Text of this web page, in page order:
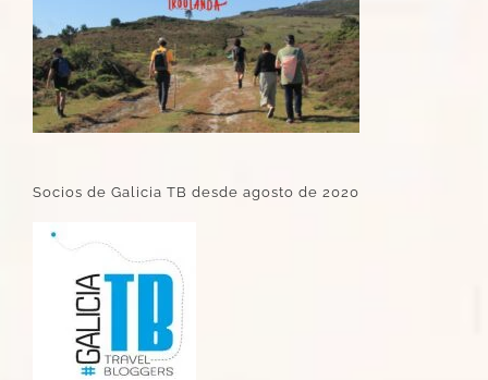
Socios de Galicia TB desde agosto de 2020